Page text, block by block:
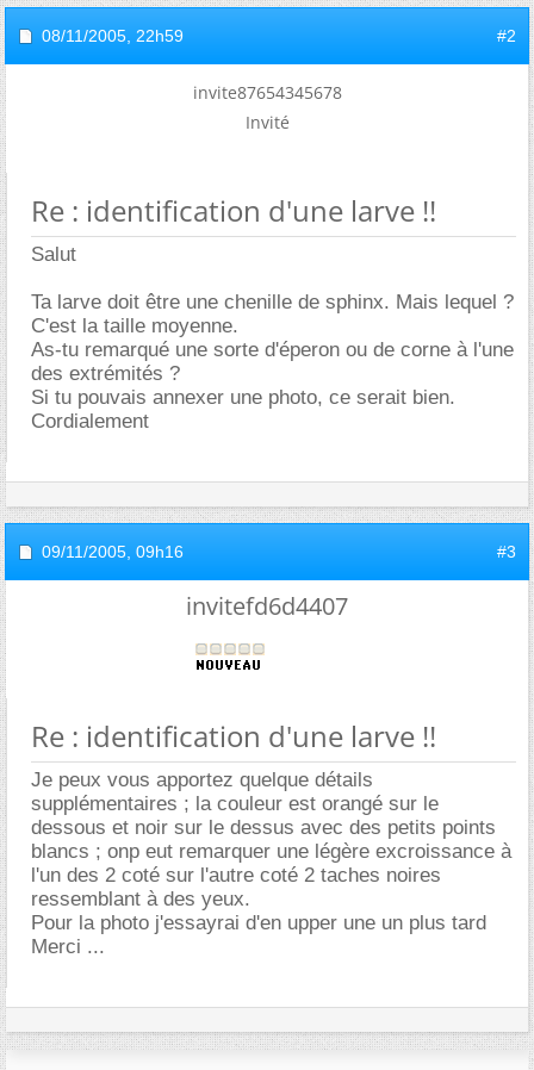
08/11/2005, 22h59 #2
invite87654345678
Invité
Re : identification d'une larve !!
Salut
Ta larve doit être une chenille de sphinx. Mais lequel ?
C'est la taille moyenne.
As-tu remarqué une sorte d'éperon ou de corne à l'une
des extrémités ?
Si tu pouvais annexer une photo, ce serait bien.
Cordialement
09/11/2005, 09h16 #3
invitefd6d4407
Re : identification d'une larve !!
Je peux vous apportez quelque détails
supplémentaires ; la couleur est orangé sur le
dessous et noir sur le dessus avec des petits points
blancs ; onp eut remarquer une légère excroissance à
l'un des 2 coté sur l'autre coté 2 taches noires
ressemblant à des yeux.
Pour la photo j'essayrai d'en upper une un plus tard
Merci ...